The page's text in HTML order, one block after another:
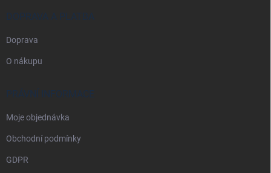
DOPRAVA A PLATBA
Doprava
O nákupu
PRÁVNÍ INFORMACE
Moje objednávka
Obchodní podmínky
GDPR